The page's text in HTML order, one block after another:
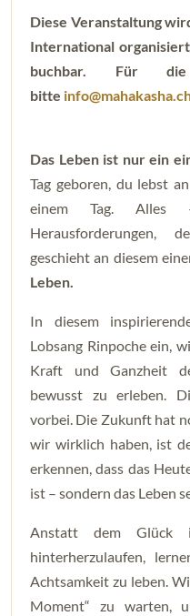
Diese Veranstaltung
International
buchbar. Für die
bitte
Das Leben ist nur ein
Tag geboren, du lebst
einem Tag. Alles
Herausforderungen,
geschieht an diesem
Leben.
In diesem
Lobsang Rinpoche ein,
Kraft und Ganzheit
bewusst zu erleben.
vorbei. Die Zukunft hat
wir wirklich haben, ist
erkennen, dass das
ist – sondern das Leben
Anstatt dem Glück
hinterherzulaufen,
Achtsamkeit zu leben.
Moment“ zu warten,